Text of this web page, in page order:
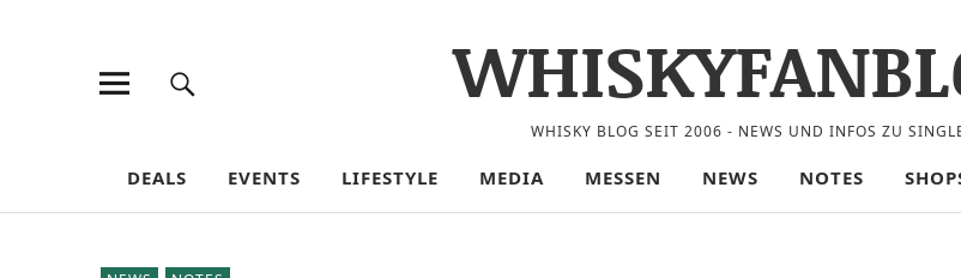
WHISKY BLOG SEIT 2006 - NEWS UND INFOS ZU
DEALS EVENTS LIFESTYLE MEDIA MESSEN NEWS NOTES